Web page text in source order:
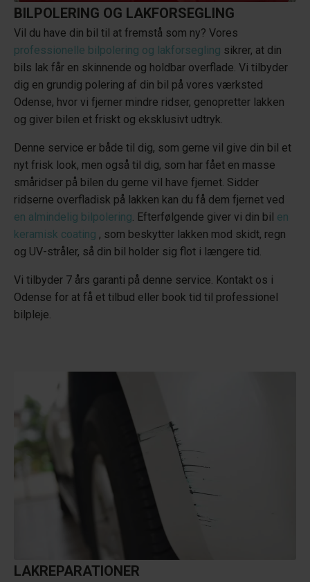
BILPOLERING OG LAKFORSEGLING
Vil du have din bil til at fremstå som ny? Vores
professionelle bilpolering og lakforsegling sikrer, at din
bils lak får en skinnende og holdbar overflade. Vi tilbyder
dig en grundig polering af din bil på vores værksted
Odense, hvor vi fjerner mindre ridser, genopretter lakken
og giver bilen et friskt og eksklusivt udtryk.
Denne service er både til dig, som gerne vil give din bil et
nyt frisk look, men også til dig, som har fået en masse
småridser på bilen du gerne vil have fjernet. Sidder
ridserne overfladisk på lakken kan du få dem fjernet ved
en almindelig bilpolering. Efterfølgende giver vi din bil en
keramisk coating , som beskytter lakken mod skidt, regn
og UV-stråler, så din bil holder sig flot i længere tid.
Vi tilbyder 7 års garanti på denne service. Kontakt os i
Odense for at få et tilbud eller book tid til professionel
bilpleje.
LAKREPARATIONER